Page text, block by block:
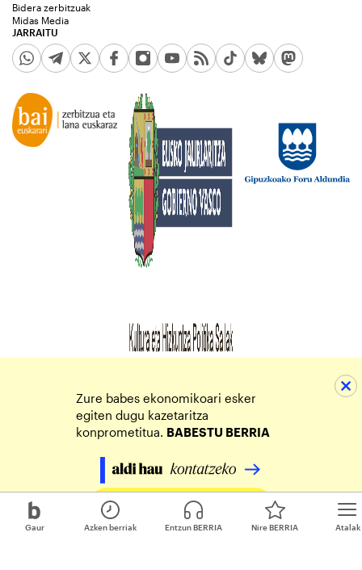
Gaur Atalak
Azken berriak Entzun BERRIA Nire BERRIA
JARRAITU
Bidera zerbitzuak
Midas Media
Zure babes ekonomikoari esker
egiten dugu kazetaritza
konprometitua. BABESTU BERRIA
Egin zure ekarpena